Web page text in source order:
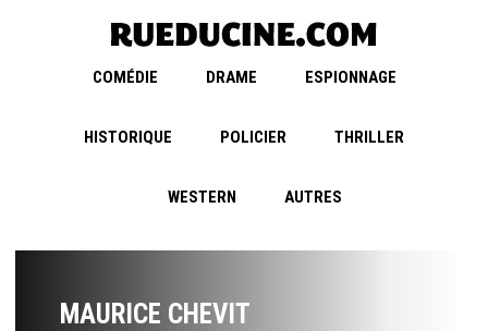
COMÉDIE DRAME ESPIONNAGE
HISTORIQUE POLICIER THRILLER
WESTERN AUTRES
MAURICE CHEVIT